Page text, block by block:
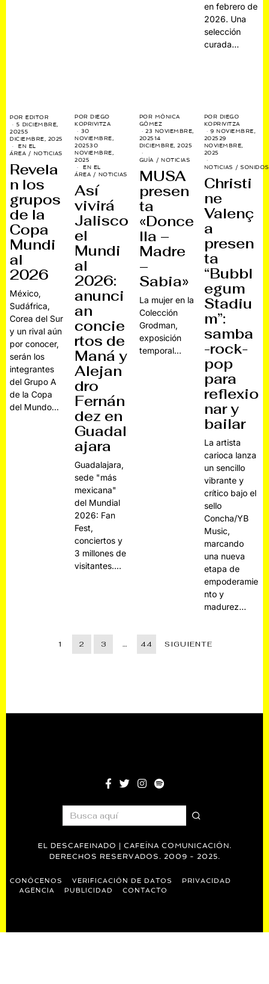
en febrero de
2026. Una
selección
curada…
POREDITOR
5 DICIEMBRE,
20255
DICIEMBRE, 2025
EN EL
ÁREA / NOTICIAS
Revela
n los
grupos
de la
Copa
Mundi
al
2026
México,
Sudáfrica,
Corea del Sur
y un rival aún
por conocer,
serán los
integrantes
del Grupo A
de la Copa
del Mundo…
PORDIEGO
KOPRIVITZA
30
NOVIEMBRE,
202530
NOVIEMBRE,
2025
EN EL
ÁREA / NOTICIAS
Así
vivirá
Jalisco
el
Mundi
al
2026:
anunci
an
concie
rtos de
Maná y
Alejan
dro
Fernán
dez en
Guadal
ajara
Guadalajara,
sede "más
mexicana"
del Mundial
2026: Fan
Fest,
conciertos y
3 millones de
visitantes.…
POR MÓNICA
GÓMEZ
23 NOVIEMBRE,
2025 14
DICIEMBRE, 2025
GUÍA / NOTICIAS
MUSA
presen
ta
«Donce
lla –
Madre
–
Sabia»
La mujer en la
Colección
Grodman,
exposición
temporal…
POR DIEGO
KOPRIVITZA
9 NOVIEMBRE,
2025 29
NOVIEMBRE,
2025
NOTICIAS / SONIDOS
Christi
ne
Valenç
a
presen
ta
“Bubbl
egum
Stadiu
m”:
samba
-rock-
pop
para
reflexio
nar y
bailar
La artista
carioca lanza
un sencillo
vibrante y
crítico bajo el
sello
Concha/YB
Music,
marcando
una nueva
etapa de
empoderamie
nto y
madurez…
1 2 3 … 44 SIGUIENTE
EL DESCAFEINADO | CAFEÍNA COMUNICACIÓN.
DERECHOS RESERVADOS. 2009 - 2025.
CONÓCENOS VERIFICACIÓN DE DATOS
PRIVACIDAD
AGENCIA
PUBLICIDAD CONTACTO